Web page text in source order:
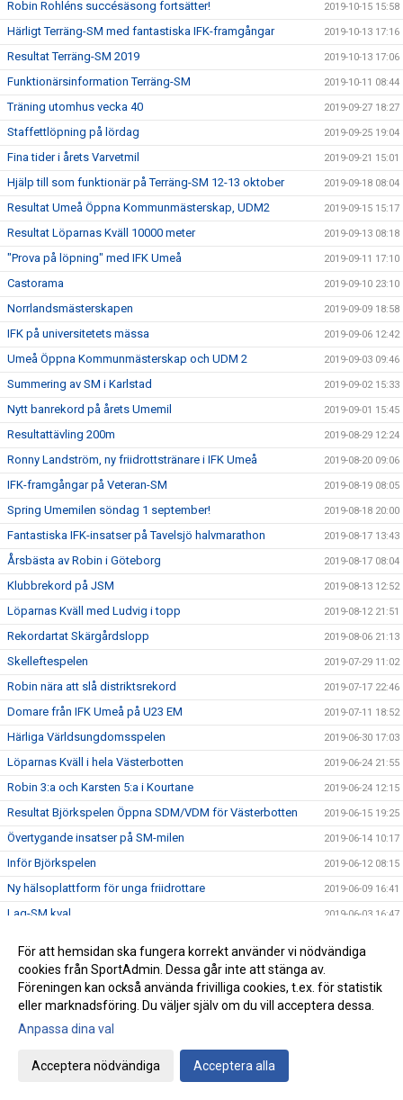
Robin Rohléns succésäsong fortsätter! 2019-10-15 15:58
Härligt Terräng-SM med fantastiska IFK-framgångar 2019-10-13 17:16
Resultat Terräng-SM 2019 2019-10-13 17:06
Funktionärsinformation Terräng-SM 2019-10-11 08:44
Träning utomhus vecka 40 2019-09-27 18:27
Staffettlöpning på lördag 2019-09-25 19:04
Fina tider i årets Varvetmil 2019-09-21 15:01
Hjälp till som funktionär på Terräng-SM 12-13 oktober 2019-09-18 08:04
Resultat Umeå Öppna Kommunmästerskap, UDM2 2019-09-15 15:17
Resultat Löparnas Kväll 10000 meter 2019-09-13 08:18
"Prova på löpning" med IFK Umeå 2019-09-11 17:10
Castorama 2019-09-10 23:10
Norrlandsmästerskapen 2019-09-09 18:58
IFK på universitetets mässa 2019-09-06 12:42
Umeå Öppna Kommunmästerskap och UDM 2 2019-09-03 09:46
Summering av SM i Karlstad 2019-09-02 15:33
Nytt banrekord på årets Umemil 2019-09-01 15:45
Resultattävling 200m 2019-08-29 12:24
Ronny Landström, ny friidrottstränare i IFK Umeå 2019-08-20 09:06
IFK-framgångar på Veteran-SM 2019-08-19 08:05
Spring Umemilen söndag 1 september! 2019-08-18 20:00
Fantastiska IFK-insatser på Tavelsjö halvmarathon 2019-08-17 13:43
Årsbästa av Robin i Göteborg 2019-08-17 08:04
Klubbrekord på JSM 2019-08-13 12:52
Löparnas Kväll med Ludvig i topp 2019-08-12 21:51
Rekordartat Skärgårdslopp 2019-08-06 21:13
Skelleftespelen 2019-07-29 11:02
Robin nära att slå distriktsrekord 2019-07-17 22:46
Domare från IFK Umeå på U23 EM 2019-07-11 18:52
Härliga Världsungdomsspelen 2019-06-30 17:03
Löparnas Kväll i hela Västerbotten 2019-06-24 21:55
Robin 3:a och Karsten 5:a i Kourtane 2019-06-24 12:15
Resultat Björkspelen Öppna SDM/VDM för Västerbotten 2019-06-15 19:25
Övertygande insatser på SM-milen 2019-06-14 10:17
Inför Björkspelen 2019-06-12 08:15
Ny hälsoplattform för unga friidrottare 2019-06-09 16:41
Lag-SM kval 2019-06-03 16:47
Resultat från förra veckans tävlingar
IFK i Blodomloppet 2019-05-21 20:39
IFK ungdomar till finalen
IFK succé på Göteborgsvarvet
Sverige på fötter! 23 maj
För att hemsidan ska fungera korrekt använder vi nödvändiga
cookies från SportAdmin. Dessa går inte att stänga av.
Föreningen kan också använda frivilliga cookies, t.ex. för statistik
eller marknadsföring. Du väljer själv om du vill acceptera dessa.
Anpassa dina val
Acceptera nödvändiga Acceptera alla